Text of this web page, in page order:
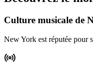
Culture musicale de
New York est réputée pour